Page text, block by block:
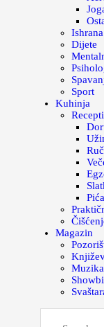
Ishrana
Dijete
Sport
Kuhinja
Recepti
Pića
Magazin